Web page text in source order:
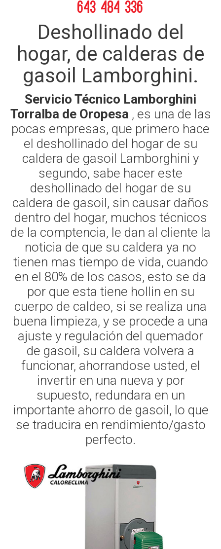
643 484 336
Deshollinado del
hogar, de calderas de
gasoil Lamborghini.
Servicio Técnico Lamborghini
Torralba de Oropesa , es una de las
pocas empresas, que primero hace
el deshollinado del hogar de su
caldera de gasoil Lamborghini y
segundo, sabe hacer este
deshollinado del hogar de su
caldera de gasoil, sin causar daños
dentro del hogar, muchos técnicos
de la comptencia, le dan al cliente la
noticia de que su caldera ya no
tienen mas tiempo de vida, cuando
en el 80% de los casos, esto se da
por que esta tiene hollin en su
cuerpo de caldeo, si se realiza una
buena limpieza, y se procede a una
ajuste y regulación del quemador
de gasoil, su caldera volvera a
funcionar, ahorrandose usted, el
invertir en una nueva y por
supuesto, redundara en un
importante ahorro de gasoil, lo que
se traducira en rendimiento/gasto
perfecto.